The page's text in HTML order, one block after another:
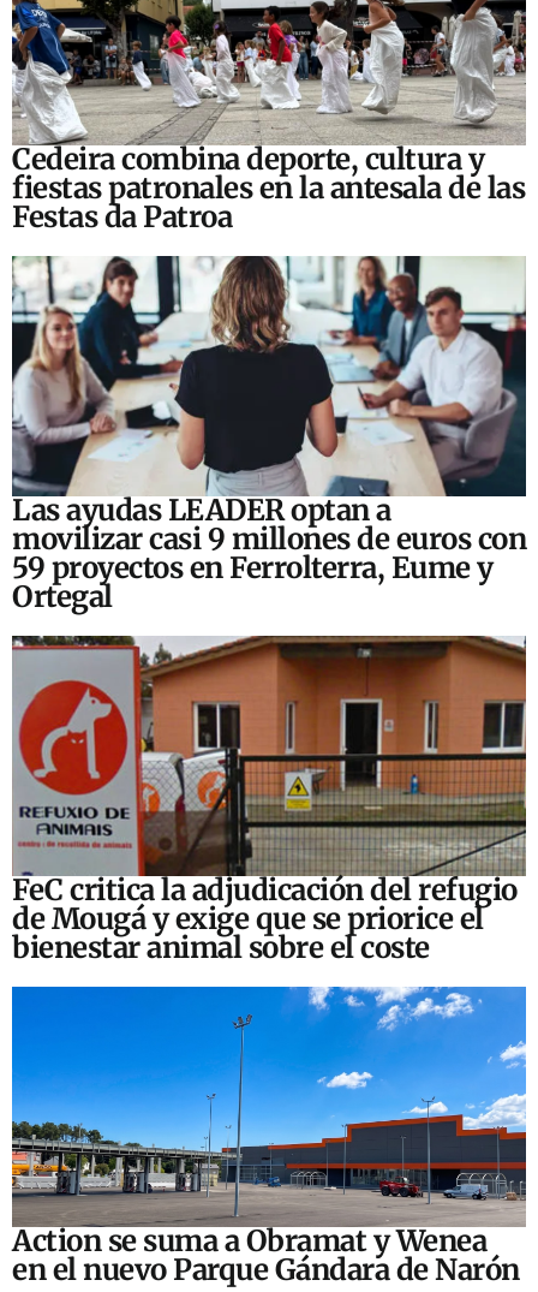
Cedeira combina deporte, cultura y
fiestas patronales en la antesala de las
Festas da Patroa
Las ayudas LEADER optan a
movilizar casi 9 millones de euros con
59 proyectos en Ferrolterra, Eume y
Ortegal
FeC critica la adjudicación del refugio
de Mougá y exige que se priorice el
bienestar animal sobre el coste
Action se suma a Obramat y Wenea
en el nuevo Parque Gándara de Narón